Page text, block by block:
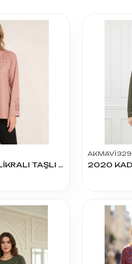
6110 KADIN LİKRALI TAŞLI İŞLEMELİ BLUZ
AKMAVİ329